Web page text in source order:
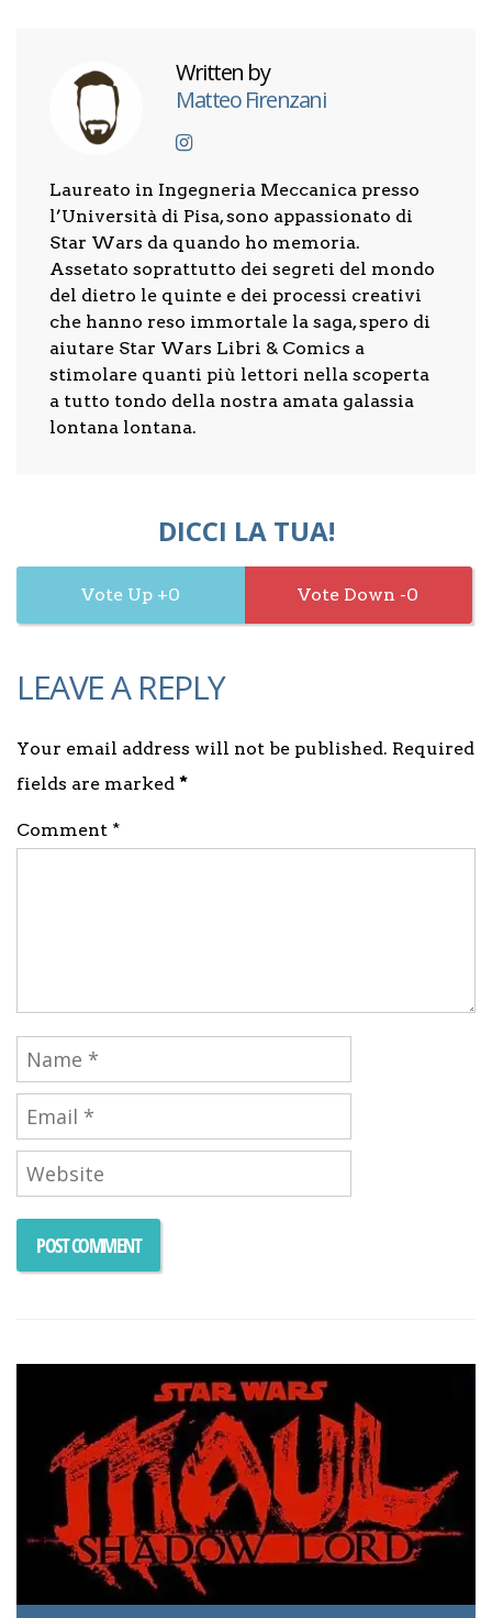
Written by
Matteo Firenzani
Laureato in Ingegneria Meccanica presso
l’Università di Pisa, sono appassionato di
Star Wars da quando ho memoria.
Assetato soprattutto dei segreti del mondo
del dietro le quinte e dei processi creativi
che hanno reso immortale la saga, spero di
aiutare Star Wars Libri & Comics a
stimolare quanti più lettori nella scoperta
a tutto tondo della nostra amata galassia
lontana lontana.
DICCI LA TUA!
0 0
LEAVE A REPLY
Your email address will not be published. Required
fields are marked *
Comment *